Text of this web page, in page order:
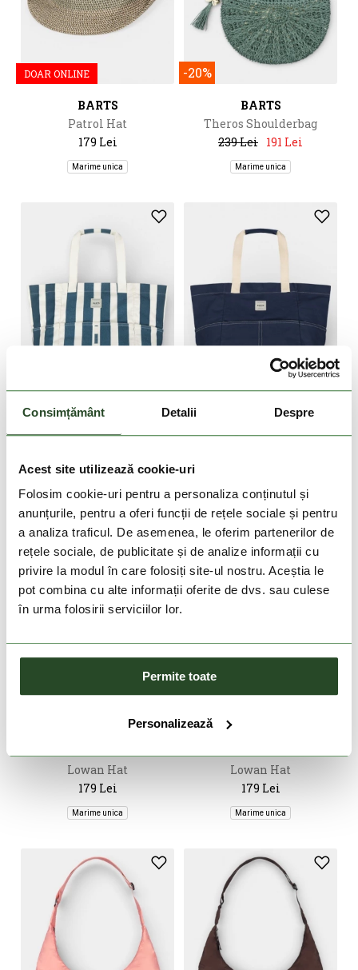
Consimțământ Detalii Despre
Acest site utilizează cookie-uri
Folosim cookie-uri pentru a personaliza conținutul și
anunțurile, pentru a oferi funcții de rețele sociale și pentru
a analiza traficul. De asemenea, le oferim partenerilor de
rețele sociale, de publicitate și de analize informații cu
privire la modul în care folosiți site-ul nostru. Aceștia le
pot combina cu alte informații oferite de dvs. sau culese
în urma folosirii serviciilor lor.
Permite toate
Personalizează
DOAR ONLINE
BARTS
Patrol Hat
179 Lei
Marime unica
-20%
BARTS
Theros Shoulderbag
239 Lei 191 Lei
Marime unica
-20%
409 Lei 327 Lei
Marime unica
-20%
Marime unica
Lowan Hat
179 Lei
Marime unica
DOAR ONLINE
Lowan Hat
179 Lei
Marime unica